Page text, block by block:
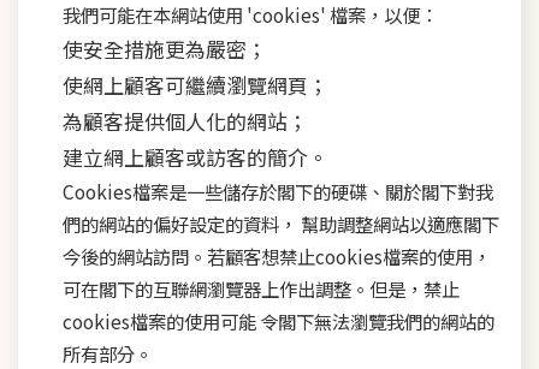
我們可能在本網站使用 'cookies' 檔案，以便：
使安全措施更為嚴密；
使網上顧客可繼續瀏覽網頁；
為顧客提供個人化的網站；
建立網上顧客或訪客的簡介。
Cookies檔案是一些儲存於閣下的硬碟、關於閣下對我
們的網站的偏好設定的資料， 幫助調整網站以適應閣下
今後的網站訪問。若顧客想禁止cookies檔案的使用，
可在閣下的互聯網瀏覽器上作出調整。但是，禁止
cookies檔案的使用可能 令閣下無法瀏覽我們的網站的
所有部分。